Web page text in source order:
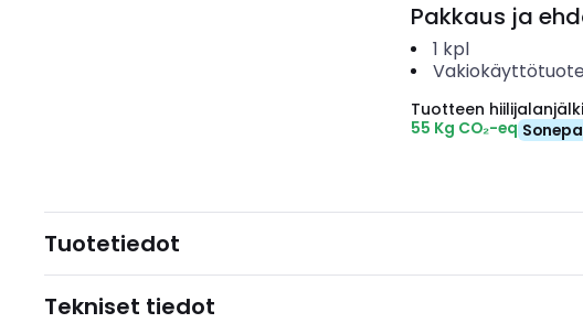
Pakkaus ja
1 kpl
Vakiokäyttötuote
Tuotteen hiilijalanjälki
55 Kg CO₂-eq
Tuotetiedot
Tekniset tiedot